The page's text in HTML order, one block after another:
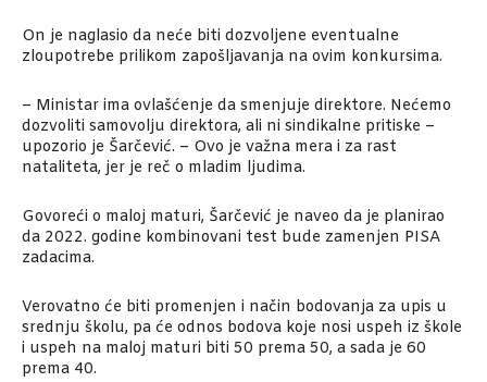
On je naglasio da neće biti dozvoljene eventualne
zloupotrebe prilikom zapošljavanja na ovim konkursima.
– Ministar ima ovlašćenje da smenjuje direktore. Nećemo
dozvoliti samovolju direktora, ali ni sindikalne pritiske –
upozorio je Šarčević. – Ovo je važna mera i za rast
nataliteta, jer je reč o mladim ljudima.
Govoreći o maloj maturi, Šarčević je naveo da je planirao
da 2022. godine kombinovani test bude zamenjen PISA
zadacima.
Verovatno će biti promenjen i način bodovanja za upis u
srednju školu, pa će odnos bodova koje nosi uspeh iz škole
i uspeh na maloj maturi biti 50 prema 50, a sada je 60
prema 40.